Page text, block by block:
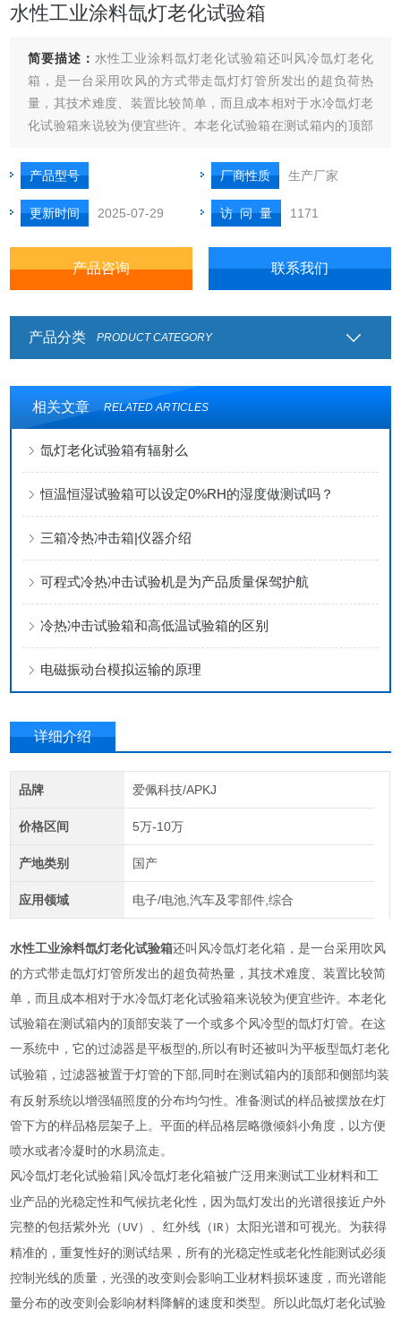
水性工业涂料氙灯老化试验箱
简要描述： 水性工业涂料氙灯老化试验箱还叫风冷氙灯老化
箱，是一台采用吹风的方式带走氙灯灯管所发出的超负荷热
量，其技术难度、装置比较简单，而且成本相对于水冷氙灯老
化试验箱来说较为便宜些许。本老化试验箱在测试箱内的顶部
滤器是平板型的,所以有时还被叫为平板型氙灯老化试验箱，过
滤器被置于灯管的下部,同时在测试箱内的顶部和侧部均装有反
射系统以增强辐照度的分布均匀性。
产品型号 厂商性质 生产厂家
更新时间 2025-07-29 访 问 量 1171
产品咨询 联系我们
产品分类 PRODUCT CATEGORY
相关文章 RELATED ARTICLES
氙灯老化试验箱有辐射么
恒温恒湿试验箱可以设定0%RH的湿度做测试吗？
三箱冷热冲击箱|仪器介绍
可程式冷热冲击试验机是为产品质量保驾护航
冷热冲击试验箱和高低温试验箱的区别
电磁振动台模拟运输的原理
详细介绍
品牌 爱佩科技/APKJ
价格区间 5万-10万
产地类别 国产
应用领域 电子/电池,汽车及零部件,综合
水性工业涂料氙灯老化试验箱还叫风冷氙灯老化箱，是一台采用吹风
的方式带走氙灯灯管所发出的超负荷热量，其技术难度、装置比较简
单，而且成本相对于水冷氙灯老化试验箱来说较为便宜些许。本老化
试验箱在测试箱内的顶部安装了一个或多个 风冷型的氙灯灯管。在这
一系统中，它的过滤器是平板型的,所以有时还被叫为平板型氙灯老化
试验箱，过滤器被置于灯管的下部, 同时在测试箱内的顶部和侧部均装
有反射系统以增强辐照度的分布均匀性。准备测试的样品被摆放在灯
管下方的样品格层架子上。平面的样品格层略微倾斜小角度，以方便
喷水或者冷凝时的水易流走。
风冷氙灯老化试验箱 风冷氙灯老化箱被广泛用来测试工业材料和工
业产品的光稳定性和气候抗老化性，因为氙灯发出的光谱很接近户外
完整的包括紫外光（ UV）、红外线（ IR ）太阳光谱和可视光。为获得
精准的，重复性好的测试结果，所有的光稳定性或老化性能测试必须
控制光线的质量，光强的改变则会影响工业材料损坏速度，而光谱能
量分布的改变则会影响材料降解的速度和类型。所以此氙灯老化试验